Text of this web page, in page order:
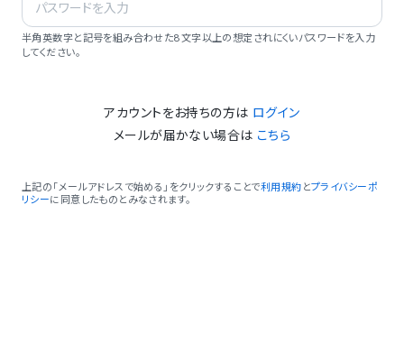
半角英数字と記号を組み合わせた8文字以上の想定されにくいパスワードを入力
してください。
アカウントをお持ちの方は ログイン
メールが届かない場合は こちら
上記の「メールアドレスで始める」をクリックすることで利用規約 とプライバシーポ
リシーに同意したものとみなされます。